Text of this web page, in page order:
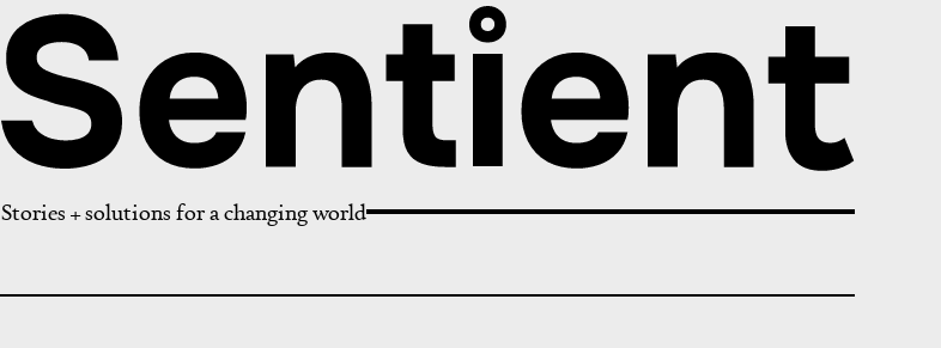
Stories + solutions for a changing world